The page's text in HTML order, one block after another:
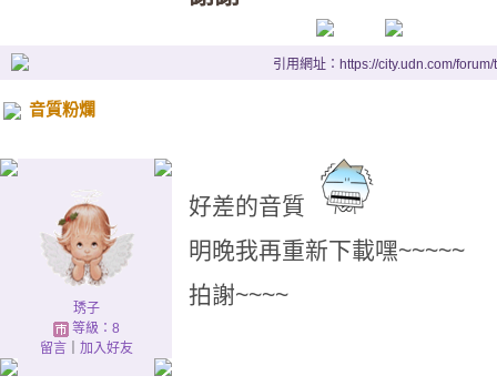
引用網址：https://city.udn.com/
音質粉爛
琇子
等級：8
留言｜ 加入好友
好差的音質
明晚我再重新下載嘿~~~~~
拍謝~~~~